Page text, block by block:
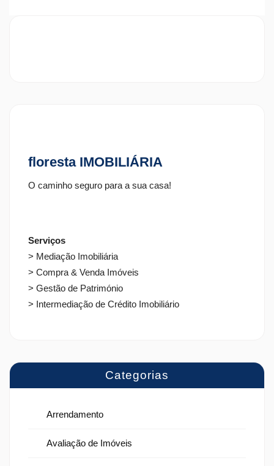
floresta IMOBILIÁRIA
O caminho seguro para a sua casa!
Serviços
> Mediação Imobiliária
> Compra & Venda Imóveis
> Gestão de Património
> Intermediação de Crédito Imobiliário
Categorias
Arrendamento
Avaliação de Imóveis